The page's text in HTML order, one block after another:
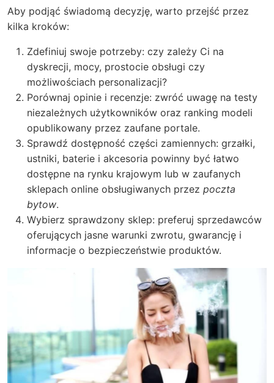
Aby podjąć świadomą decyzję, warto przejść przez
kilka kroków:
Zdefiniuj swoje potrzeby: czy zależy Ci na
dyskrecji, mocy, prostocie obsługi czy
możliwościach personalizacji?
Porównaj opinie i recenzje: zwróć uwagę na testy
niezależnych użytkowników oraz ranking modeli
opublikowany przez zaufane portale.
Sprawdź dostępność części zamiennych: grzałki,
ustniki, baterie i akcesoria powinny być łatwo
dostępne na rynku krajowym lub w zaufanych
sklepach online obsługiwanych przez poczta
bytow.
Wybierz sprawdzony sklep: preferuj sprzedawców
oferujących jasne warunki zwrotu, gwarancję i
informacje o bezpieczeństwie produktów.